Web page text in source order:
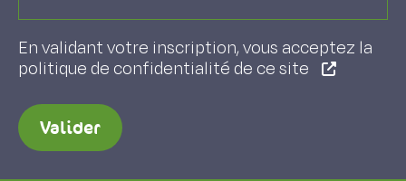
En validant votre inscription, vous acceptez la
politique de confidentialité de ce site
Valider